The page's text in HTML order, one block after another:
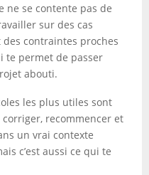
ne se contente pas de
sur des cas
contraintes proches
te permet de passer
abouti.
les plus utiles sont
recommencer et
un vrai contexte
c’est aussi ce qui te